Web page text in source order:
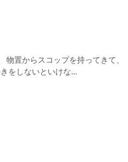
物置からスコップを持ってきて、
をしないといけな...